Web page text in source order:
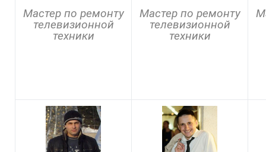
Мастер по ремонту
телевизионной
техники
Мастер по ремонту
телевизионной
техники